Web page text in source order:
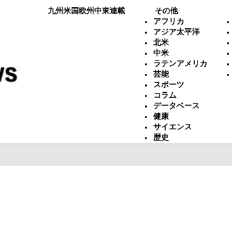
九州米国欧州中東連載
その他
アフリカ
アジア太平洋
北米
中米
ラテンアメリカ
芸能
スポーツ
コラム
データベース
健康
サイエンス
歴史